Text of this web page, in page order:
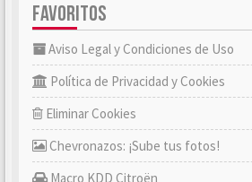
FAVORITOS
Aviso Legal y Condiciones de Uso
Política de Privacidad y Cookies
Eliminar Cookies
Chevronazos: ¡Sube tus fotos!
Macro KDD Citroën